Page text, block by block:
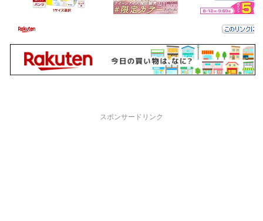
スポンサードリンク